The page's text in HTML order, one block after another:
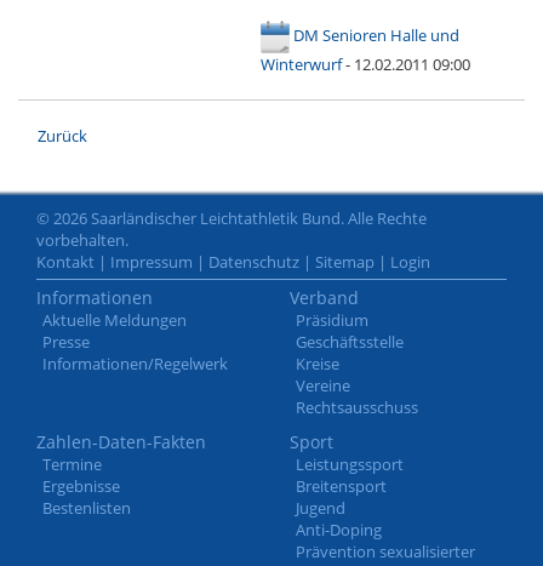
DM Senioren Halle und
Winterwurf- 12.02.2011 09:00
Zurück
© 2026 Saarländischer Leichtathletik Bund. Alle Rechte
vorbehalten.
Kontakt | Impressum | Datenschutz | Sitemap | Login
Informationen
Aktuelle Meldungen
Presse
Informationen/Regelwerk
Verband
Präsidium
Geschäftsstelle
Kreise
Vereine
Rechtsausschuss
Zahlen-Daten-Fakten
Termine
Ergebnisse
Bestenlisten
Sport
Leistungssport
Breitensport
Jugend
Anti-Doping
Prävention sexualisierter